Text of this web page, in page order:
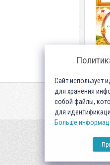
Сайт использует
для хранения
собой файлы,
для
Больше